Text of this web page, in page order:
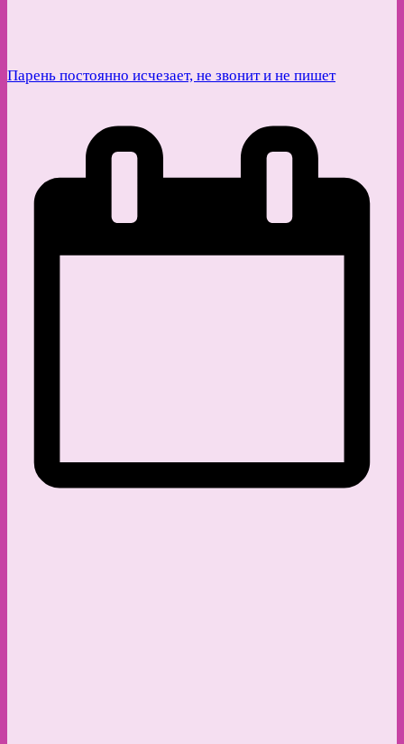
Парень постоянно исчезает, не звонит и не пишет